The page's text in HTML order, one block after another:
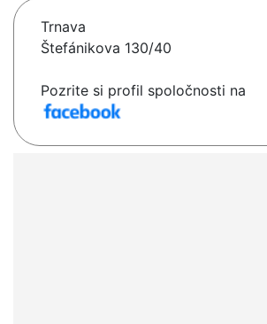
Trnava
Štefánikova 130/40
Pozrite si profil spoločnosti na